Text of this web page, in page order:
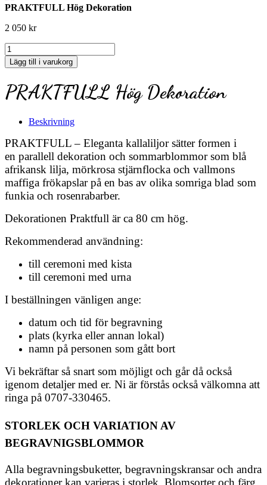
PRAKTFULL Hög Dekoration
2 050 kr
PRAKTFULL
Hög
Dekoration
Lägg till i varukorg
PRAKTFULL Hög Dekoration
Beskrivning
PRAKTFULL – Eleganta kallaliljor sätter formen i
en parallell dekoration och sommarblommor som blå
afrikansk lilja, mörkrosa stjärnflocka och vallmons
maffiga frökapslar på en bas av olika somriga blad som
funkia och rosenrabarber.
Dekorationen Praktfull är ca 80 cm hög.
Rekommenderad användning:
till ceremoni med kista
till ceremoni med urna
I beställningen vänligen ange:
datum och tid för begravning
plats (kyrka eller annan lokal)
namn på personen som gått bort
Vi bekräftar så snart som möjligt och går då också
igenom detaljer med er. Ni är förstås också välkomna att
ringa på 0707-330465.
STORLEK OCH VARIATION AV
BEGRAVNIGSBLOMMOR
Alla begravningsbuketter, begravningskransar och andra
dekorationer kan varieras i storlek. Blomsorter och färg